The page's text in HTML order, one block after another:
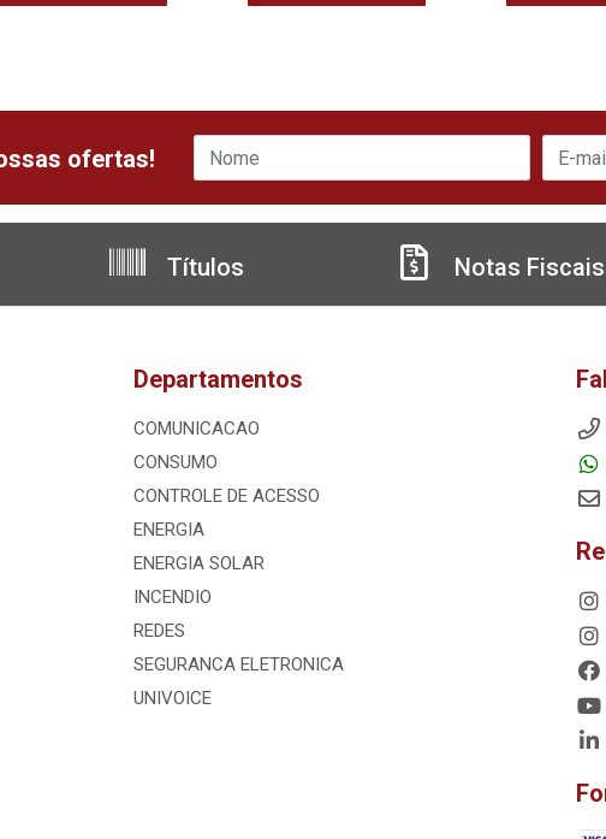
ofertas!
Títulos Notas Fiscais
Departamentos
COMUNICACAO
CONSUMO
CONTROLE DE ACESSO
ENERGIA
ENERGIA SOLAR
INCENDIO
REDES
SEGURANCA ELETRONICA
UNIVOICE